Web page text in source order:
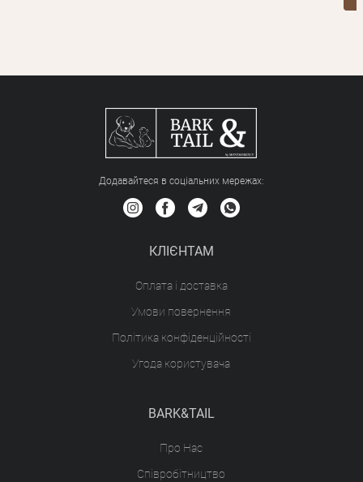
Додавайтеся в соціальних мережах:
КЛІЄНТАМ
Оплата і доставка
Умови повернення
Політика конфіденційності
Угода користувача
BARK&TAIL
Про Нас
Співробітництво